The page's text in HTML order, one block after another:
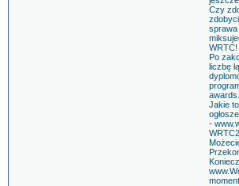
Czy
sprawa
WRTC!
Po
liczbę
awards.
Jakie
-